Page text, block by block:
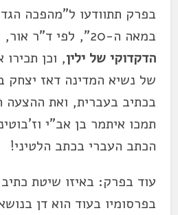
בפרק תתוודעו ל"מהפכה
במאה ה-20", לפי ד"ר אור, מהפכת
הדקדוקי של ילין, וכן
של נשיא המדינה דאז יצחק
בכתיב בעברית, ואת ההצעה
תמכו איתמר בן אב"י
הכתב העברי בכתב הלטיני!
עוד בפרק: באיזו שיטת
בפרסומיו בעוד הוא דן